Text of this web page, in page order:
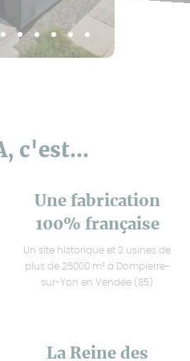
c'est...
Une fabrication
100% française
Un site historique et 2 usines de
plus de 25000 m² à Dompierre-
sur-Yon en Vendée (85)
La Reine des